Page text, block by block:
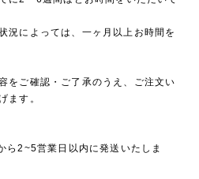
況によっては、一ヶ月以上お時間を
をご確認・ご了承のうえ、ご注文い
ます。
ら2~5営業日以内に発送いたしま